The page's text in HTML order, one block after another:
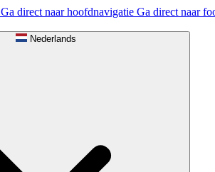
Ga direct naar hoofdnavigatie Ga direct naar
Nederlands